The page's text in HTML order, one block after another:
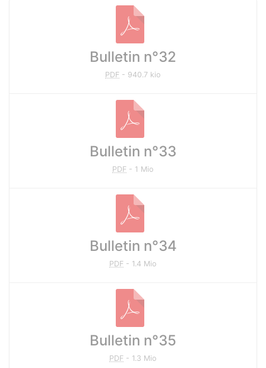
Documents à télécharger
Bulletin n°32
PDF - 940.7 kio
Bulletin n°33
PDF - 1 Mio
Bulletin n°34
PDF - 1.4 Mio
Bulletin n°35
PDF - 1.3 Mio